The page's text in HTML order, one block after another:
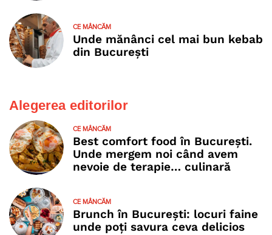
CE MÂNCĂM
Unde mănânci cel mai bun kebab
din București
Alegerea editorilor
CE MÂNCĂM
Best comfort food în București.
Unde mergem noi când avem
nevoie de terapie… culinară
CE MÂNCĂM
Brunch în București: locuri faine
unde poţi savura ceva delicios